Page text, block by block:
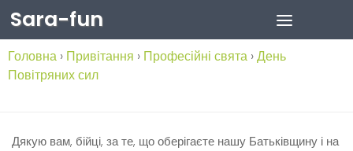
Skip to content
Sara-fun
Головна › Привітання › Професійні свята ›День
Повітряних сил
Дякую вам, бійці, за те, що оберігаєте нашу Батьківщину і на